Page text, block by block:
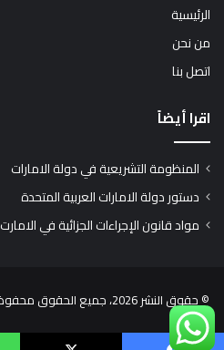
الرئيسية
من نحن
اتصل بنا
اقرا أيضاً
المنظومة التشريعية في دولة الامارات
دستور دولة الامارات العربية المتحدة
مواد قانون الإجراءات الجزائية في الامارت
© حقوق النشر 2026، جميع الحقوق محفوظة لـ بالقانون للاستشارات القانونية